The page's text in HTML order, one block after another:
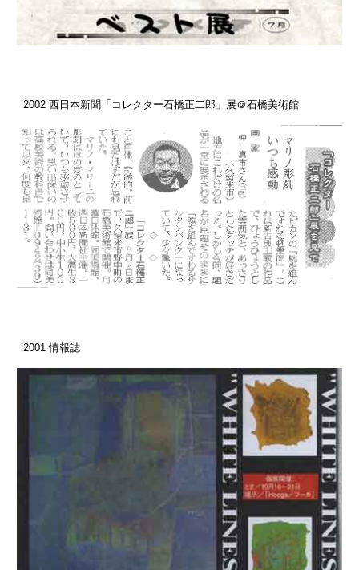
2002 西日本新聞「コレクター石橋正二郎」展＠石橋美術館
2001 情報誌